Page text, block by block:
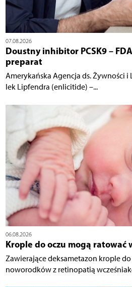
07.08.2026
Doustny inhibitor PCSK9 –
preparat
Amerykańska Agencja ds. Żywności i
lek Lipfendra (enlicitide) –...
06.08.2026
Krople do oczu mogą ratować
Zawierające deksametazon krople
noworodków z retinopatią